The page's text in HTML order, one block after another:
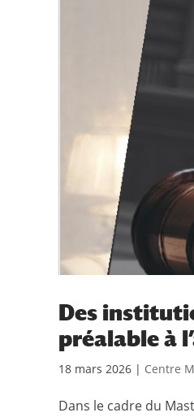
Des
préalable à
18 mars 2026 | Centre
Dans le cadre du